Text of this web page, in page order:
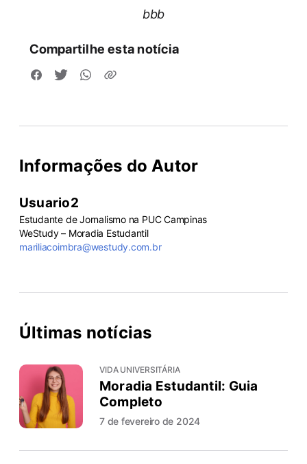
bbb
Compartilhe esta notícia
Informações do Autor
Usuario2
Estudante de Jornalismo na PUC Campinas
WeStudy – Moradia Estudantil
mariliacoimbra@westudy.com.br
Últimas notícias
VIDA UNIVERSITÁRIA
Moradia Estudantil: Guia
Completo
7 de fevereiro de 2024